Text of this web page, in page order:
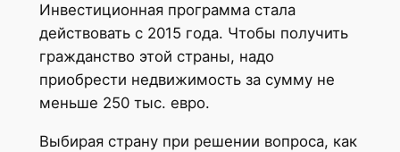
Инвестиционная программа стала
действовать с 2015 года. Чтобы получить
гражданство этой страны, надо
приобрести недвижимость за сумму не
меньше 250 тыс. евро.
Выбирая страну при решении вопроса, как